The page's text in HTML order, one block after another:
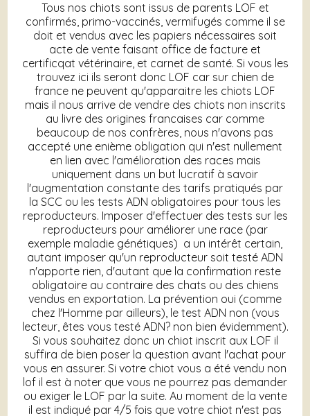
Tous nos chiots sont issus de parents LOF et
confirmés, primo-vaccinés, vermifugés comme il se
doit et vendus avec les papiers nécessaires soit
acte de vente faisant office de facture et
certificqat vétérinaire, et carnet de santé. Si vous les
trouvez ici ils seront donc LOF car sur chien de
france ne peuvent qu'apparaitre les chiots LOF
mais il nous arrive de vendre des chiots non inscrits
au livre des origines francaises car comme
beaucoup de nos confrères, nous n'avons pas
accepté une enième obligation qui n'est nullement
en lien avec l'amélioration des races mais
uniquement dans un but lucratif à savoir
l'augmentation constante des tarifs pratiqués par
la SCC ou les tests ADN obligatoires pour tous les
reproducteurs. Imposer d'effectuer des tests sur les
reproducteurs pour améliorer une race (par
exemple maladie génétiques) a un intérêt certain,
autant imposer qu'un reproducteur soit testé ADN
n'apporte rien, d'autant que la confirmation reste
obligatoire au contraire des chats ou des chiens
vendus en exportation. La prévention oui (comme
chez l'Homme par ailleurs), le test ADN non (vous
lecteur, êtes vous testé ADN? non bien évidemment).
Si vous souhaitez donc un chiot inscrit aux LOF il
suffira de bien poser la question avant l'achat pour
vous en assurer. Si votre chiot vous a été vendu non
lof il est à noter que vous ne pourrez pas demander
ou exiger le LOF par la suite. Au moment de la vente
il est indiqué par 4/5 fois que votre chiot n'est pas